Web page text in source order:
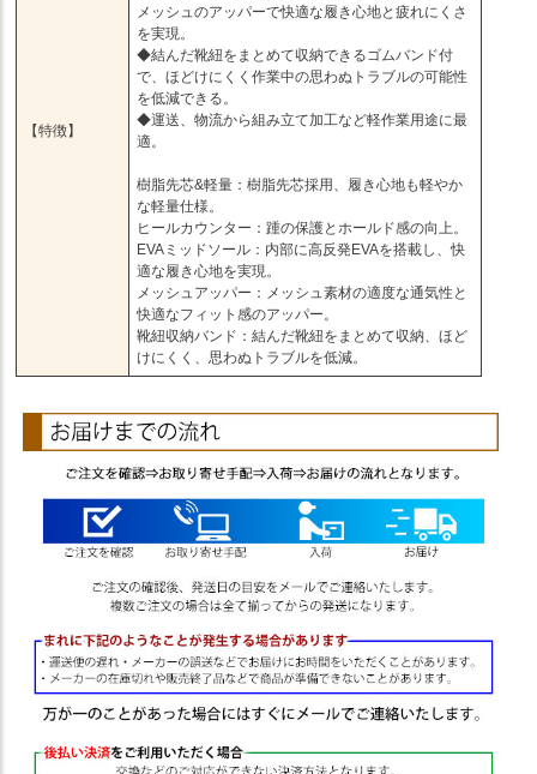
【特徴】
メッシュのアッパーで快適な履き心地と疲れにくさ
を実現。
◆結んだ靴紐をまとめて収納できるゴムバンド付
で、ほどけにくく作業中の思わぬトラブルの可能性
を低減できる。
◆運送、物流から組み立て加工など軽作業用途に最
適。
樹脂先芯&軽量：樹脂先芯採用、履き心地も軽やか
な軽量仕様。
ヒールカウンター：踵の保護とホールド感の向上。
EVAミッドソール：内部に高反発EVAを搭載し、快
適な履き心地を実現。
メッシュアッパー：メッシュ素材の適度な通気性と
快適なフィット感のアッパー。
靴紐収納バンド：結んだ靴紐をまとめて収納、ほど
けにくく、思わぬトラブルを低減。